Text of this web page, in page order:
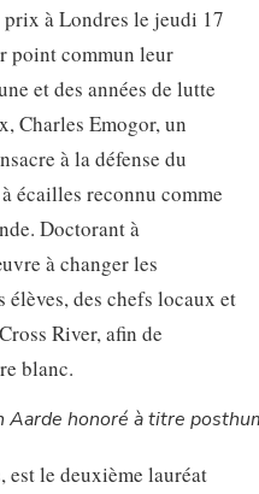
à Londres le jeudi 17
point commun leur
et des années de lutte
Charles Emogor, un
à la défense du
écailles reconnu comme
Doctorant à
à changer les
élèves, des chefs locaux et
River, afin de
blanc.
Aarde honoré à titre
est le deuxième lauréat